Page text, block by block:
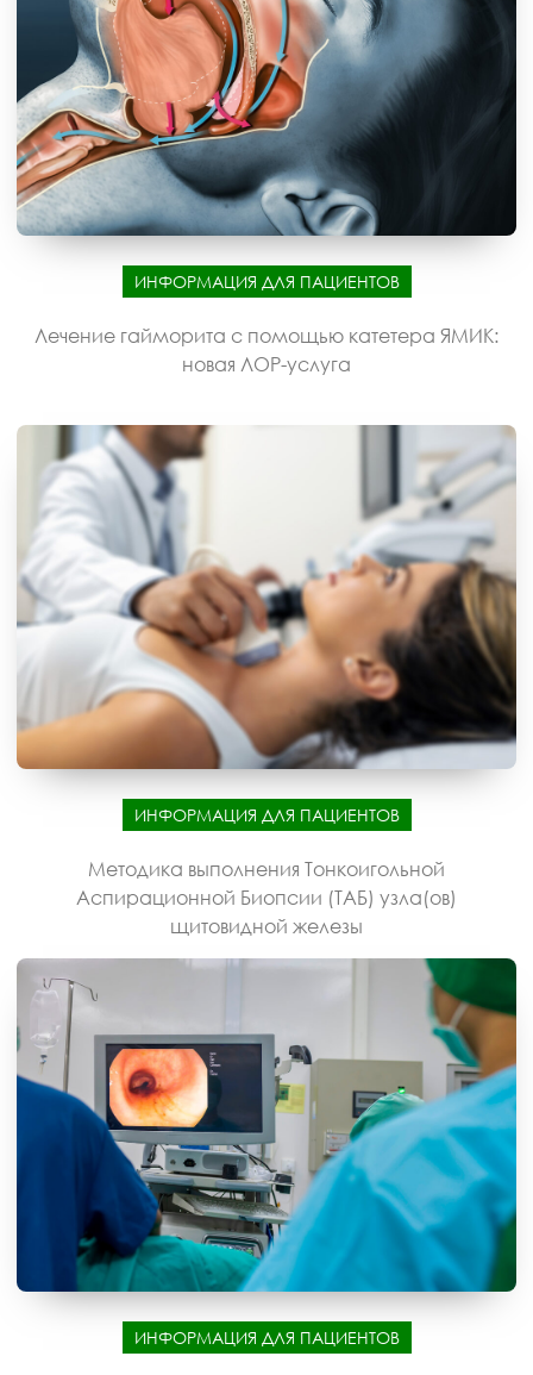
ИНФОРМАЦИЯ ДЛЯ ПАЦИЕНТОВ
Лечение гайморита с помощью катетера ЯМИК:
новая ЛОР-услуга
ИНФОРМАЦИЯ ДЛЯ ПАЦИЕНТОВ
Методика выполнения Тонкоигольной
Аспирационной Биопсии (ТАБ) узла(ов)
щитовидной железы
ИНФОРМАЦИЯ ДЛЯ ПАЦИЕНТОВ